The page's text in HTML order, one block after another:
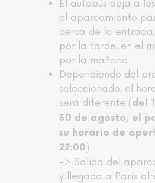
El autobús deja a
el aparcamiento
cerca de la entrada
por la tarde, en el
por la mañana
Dependiendo del
seleccionado, el
será diferente (del
30 de agosto, el
su horario de
22:00)
-> Salida del
y llegada a París